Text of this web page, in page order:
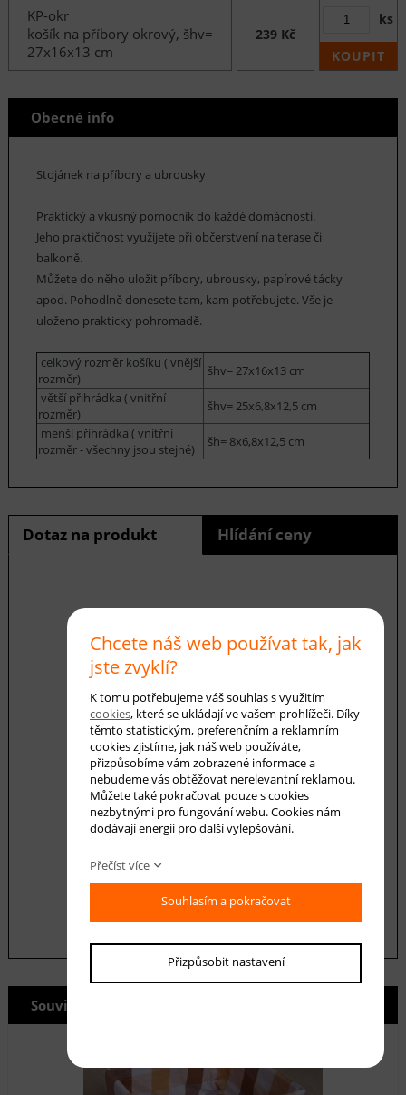
KP-okr
košík na příbory okrový, šhv=
27x16x13 cm
239 Kč
ks
KOUPIT
Obecné info
Stojánek na příbory a ubrousky
Praktický a vkusný pomocník do každé domácnosti.
Jeho praktičnost využijete při občerstvení na terase či
balkoně.
Můžete do něho uložit příbory, ubrousky, papírové tácky
apod. Pohodlně donesete tam, kam potřebujete. Vše je
uloženo prakticky pohromadě.
celkový rozměr košíku ( vnější
rozměr)
šhv= 27x16x13 cm
větší přihrádka ( vnitřní
rozměr)
šhv= 25x6,8x12,5 cm
menší přihrádka ( vnitřní
rozměr - všechny jsou stejné)
šh= 8x6,8x12,5 cm
Dotaz na produkt Hlídání ceny
Váš dotaz
Souhlasím se zásadami ochranyosobních
odeslat
Související produkty
Chcete náš web používat tak, jak
jste zvyklí?
K tomu potřebujeme váš souhlas s využitím
cookies, které se ukládají ve vašem prohlížeči. Díky
těmto statistickým, preferenčním a reklamním
cookies zjistíme, jak náš web používáte,
přizpůsobíme vám zobrazené informace a
nebudeme vás obtěžovat nerelevantní reklamou.
Můžete také pokračovat pouze s cookies
nezbytnými pro fungování webu. Cookies nám
dodávají energii pro další vylepšování.
Přečíst více
Souhlasím a pokračovat
Přizpůsobit nastavení